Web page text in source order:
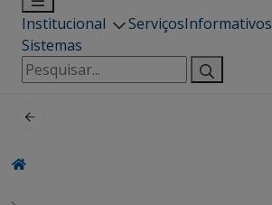
Institucional ServiçosInformativos
Sistemas
Pesquisar
por: